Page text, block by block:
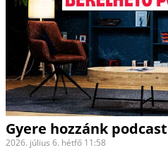
Gyere hozzánk
2026. július 6. hétfő 11:58